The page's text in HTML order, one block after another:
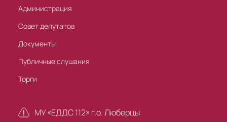
Администрация
Совет депутатов
Документы
Публичные слушания
Торги
МУ «ЕДДС 112» г.о. Люберцы